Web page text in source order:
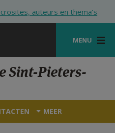
auteurs en thema's
MENU
Sint-Pieters-
MEER